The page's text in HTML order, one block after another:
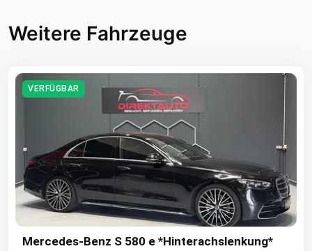
Weitere Fahrzeuge
VERFÜGBAR
Mercedes-Benz S 580 e *Hinterachslenkung*